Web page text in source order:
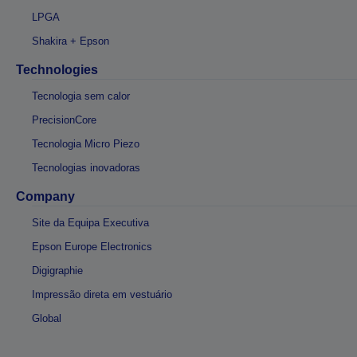
LPGA
Shakira + Epson
Technologies
Tecnologia sem calor
PrecisionCore
Tecnologia Micro Piezo
Tecnologias inovadoras
Company
Site da Equipa Executiva
Epson Europe Electronics
Digigraphie
Impressão direta em vestuário
Global